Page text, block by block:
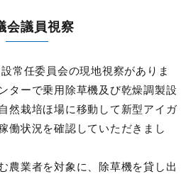
会議員視察
常任委員会の現地視察がありま
ターで乗用除草機及び乾燥調製設
然栽培ほ場に移動して新型アイガ
働状況を確認していただきまし
農業者を対象に、除草機を貸し出